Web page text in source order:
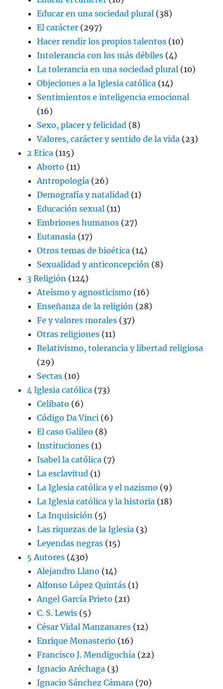
Educar en una sociedad plural (38)
El carácter (297)
Hacer rendir los propios talentos (10)
Intolerancia con los más débiles (4)
La tolerancia en una sociedad plural (10)
Objeciones a la Iglesia católica (14)
Sentimientos e inteligencia emocional
(16)
Sexo, placer y felicidad (8)
Valores, carácter y sentido de la vida (23)
2 Etica (115)
Aborto (11)
Antropología (26)
Demografía y natalidad (1)
Educación sexual (11)
Embriones humanos (27)
Eutanasia (17)
Otros temas de bioética (14)
Sexualidad y anticoncepción (8)
3 Religión (124)
Ateísmo y agnosticismo (16)
Enseñanza de la religión (28)
Fe y valores morales (37)
Otras religiones (11)
Relativismo, tolerancia y libertad religiosa
(29)
Sectas (10)
4 Iglesia católica (73)
Celibato (6)
Código Da Vinci (6)
El caso Galileo (8)
Instituciones (1)
Isabel la católica (7)
La esclavitud (1)
La Iglesia católica y el nazismo (9)
La Iglesia católica y la historia (18)
La Inquisición (5)
Las riquezas de la Iglesia (3)
Leyendas negras (15)
5 Autores (430)
Alejandro Llano (14)
Alfonso López Quintás (1)
Angel García Prieto (21)
C. S. Lewis (5)
César Vidal Manzanares (12)
Enrique Monasterio (16)
Francisco J. Mendiguchía (22)
Ignacio Aréchaga (3)
Ignacio Sánchez Cámara (70)